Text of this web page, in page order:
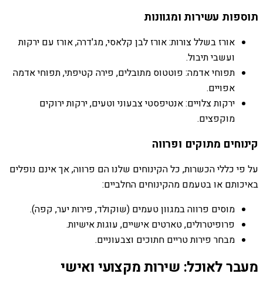
תוספות עשירות ומגוונות
אורז בשלל צורות: אורז לבן קלאסי, מג'דרה, אורז עם ירקות
ועשבי תיבול.
תפוחי אדמה: פוטטוס מתובלים, פירה קטיפתי, תפוחי אדמה
אפויים.
ירקות צלויים: אנטיפסטי צבעוני וטעים, ירקות ירוקים
מוקפצים.
קינוחים מתוקים ופרווה
על פי כללי הכשרות, כל הקינוחים שלנו הם פרווה, אך אינם נופלים
באיכותם או בטעמם מהקינוחים החלביים:
מוסים פרווה במגוון טעמים (שוקולד, פירות יער, קפה).
פרופיטרולים, טארטים אישיים, עוגות אישיות.
מבחר פירות טריים חתוכים וצבעוניים.
מעבר לאוכל: שירות מקצועי ואישי